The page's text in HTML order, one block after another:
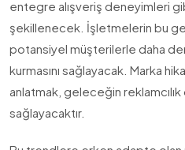
entegre alışveriş deneyimleri
şekillenecek. İşletmelerin bu
potansiyel müşterilerle daha
kurmasını sağlayacak. Marka
anlatmak, geleceğin reklamcılık
sağlayacaktır.